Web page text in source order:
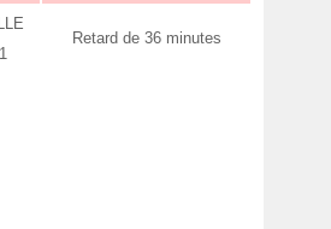
Retard de 36 minutes